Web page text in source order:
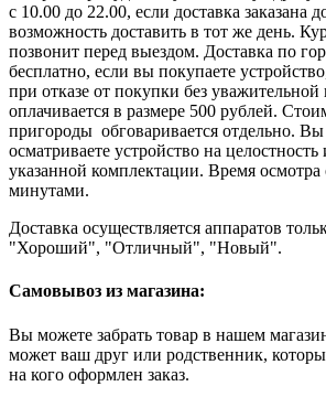
с 10.00 до 22.00, если доставка заказана
возможность доставить в тот же день.
позвонит перед выездом. Доставка по
бесплатно, если вы покупаете
при отказе от покупки без
оплачивается в размере 500 рублей.
пригороды обговаривается отдельно.
осматриваете устройство на целостность
указанной комплектации. Время осмотра
минутами.
Доставка осуществляется аппаратов
"Хороший", "Отличный", "Новый".
Самовывоз из магазина:
Вы можете забрать товар в нашем
может ваш друг или родственник,
на кого оформлен заказ.